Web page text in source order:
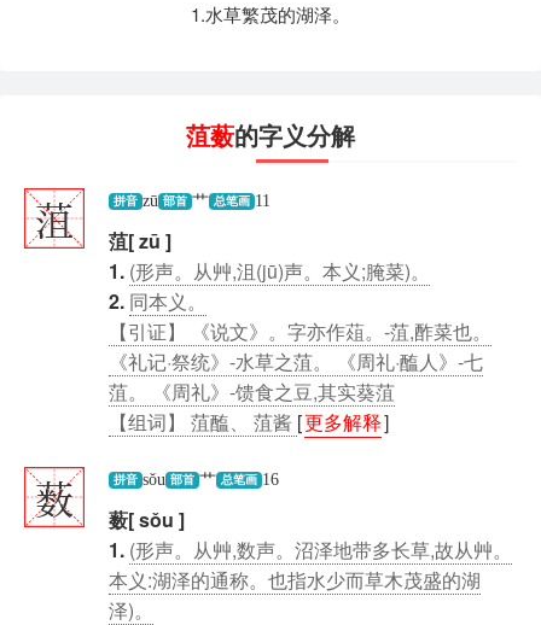
1.水草繁茂的湖泽。
菹薮的字义分解
菹 拼音 zū 部首 艹 总笔画 11
菹[ zū ]
1. (形声。从艸,沮(jū)声。本义;腌菜)。
2. 同本义。
【引证】 《说文》。字亦作葅。-菹,酢菜也。
《礼记·祭统》-水草之菹。 《周礼·醢人》-七
菹。 《周礼》-馈食之豆,其实葵菹
【组词】 菹醢、 菹酱 [更多解释]
薮 拼音 sǒu 部首 艹 总笔画 16
薮[ sǒu ]
1. (形声。从艸,数声。沼泽地带多长草,故从艸。
本义:湖泽的通称。也指水少而草木茂盛的湖
泽)。